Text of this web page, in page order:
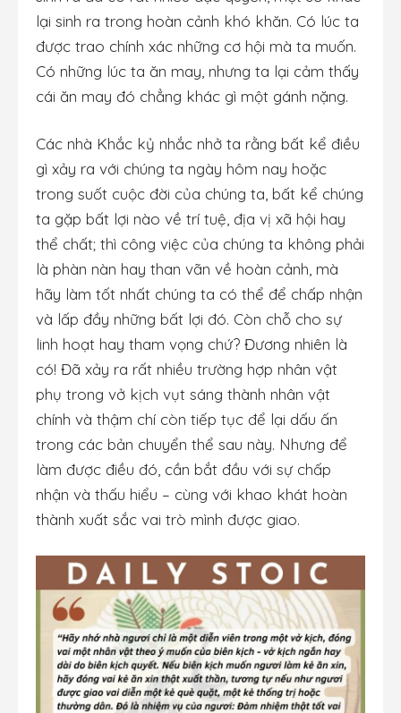
lại sinh ra trong hoàn cảnh khó khăn. Có lúc ta
được trao chính xác những cơ hội mà ta muốn.
Có những lúc ta ăn may, nhưng ta lại cảm thấy
cái ăn may đó chẳng khác gì một gánh nặng.
Các nhà Khắc kỷ nhắc nhở ta rằng bất kể điều
gì xảy ra với chúng ta ngày hôm nay hoặc
trong suốt cuộc đời của chúng ta, bất kể chúng
ta gặp bất lợi nào về trí tuệ, địa vị xã hội hay
thể chất; thì công việc của chúng ta không phải
là phàn nàn hay than vãn về hoàn cảnh, mà
hãy làm tốt nhất chúng ta có thể để chấp nhận
và lấp đầy những bất lợi đó. Còn chỗ cho sự
linh hoạt hay tham vọng chứ? Đương nhiên là
có! Đã xảy ra rất nhiều trường hợp nhân vật
phụ trong vở kịch vụt sáng thành nhân vật
chính và thậm chí còn tiếp tục để lại dấu ấn
trong các bản chuyển thể sau này. Nhưng để
làm được điều đó, cần bắt đầu với sự chấp
nhận và thấu hiểu – cùng với khao khát hoàn
thành xuất sắc vai trò mình được giao.